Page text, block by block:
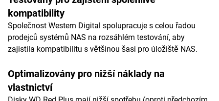
kompatibility
Společnost Western Digital spolupracuje s celou řadou
prodejců systémů NAS na rozsáhlém testování, aby
zajistila kompatibilitu s většinou šasi pro úložiště NAS.
Optimalizovány pro nižší náklady na
vlastnictví